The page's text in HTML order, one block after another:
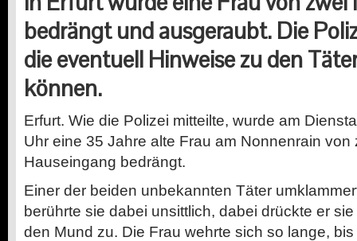
bedrängt und ausgeraubt. Die
die eventuell Hinweise zu den
können.
Erfurt. Wie die Polizei mitteilte, wurde am
Uhr eine 35 Jahre alte Frau am Nonnenrain
Hauseingang bedrängt.
Einer der beiden unbekannten Täter
berührte sie dabei unsittlich, dabei drückte er
den Mund zu. Die Frau wehrte sich so lange,